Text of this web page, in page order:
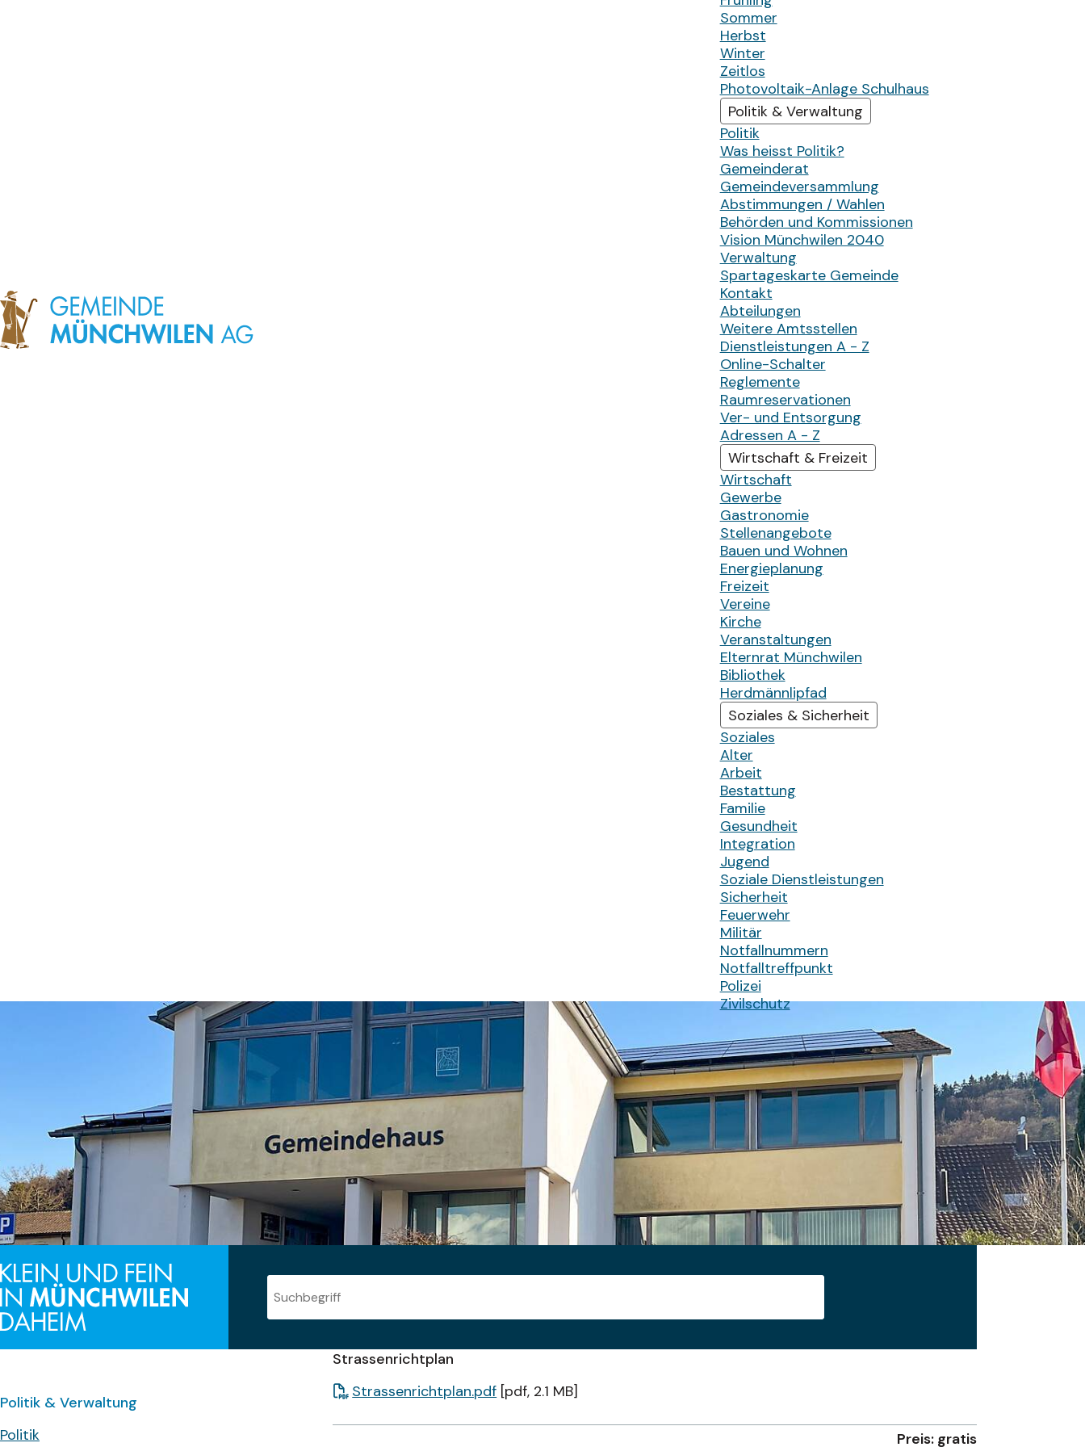
Sommer
Herbst
Winter
Zeitlos
Photovoltaik-Anlage Schulhaus
Politik & Verwaltung
Politik
Was heisst Politik?
Gemeinderat
Gemeindeversammlung
Abstimmungen / Wahlen
Behörden und Kommissionen
Vision Münchwilen 2040
Verwaltung
Spartageskarte Gemeinde
Kontakt
Abteilungen
Weitere Amtsstellen
Dienstleistungen A - Z
Online-Schalter
Reglemente
Raumreservationen
Ver- und Entsorgung
Adressen A - Z
Wirtschaft & Freizeit
Wirtschaft
Gewerbe
Gastronomie
Stellenangebote
Bauen und Wohnen
Energieplanung
Freizeit
Vereine
Kirche
Veranstaltungen
Elternrat Münchwilen
Bibliothek
Herdmännlipfad
Soziales & Sicherheit
Soziales
Alter
Arbeit
Bestattung
Familie
Gesundheit
Integration
Jugend
Soziale Dienstleistungen
Sicherheit
Feuerwehr
Militär
Notfallnummern
Notfalltreffpunkt
Polizei
Zivilschutz
Subnavigation:
Politik & Verwaltung
Politik
Strassenrichtplan
Strassenrichtplan.pdf [pdf, 2.1 MB]
Preis: gratis